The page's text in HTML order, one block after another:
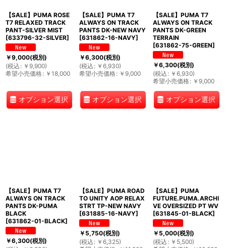
【SALE】PUMA ROSE
T7 RELAXED TRACK
PANT-SILVER MIST
[633796-32-SILVER]
￥9,000(税別)
(税込 : ￥ 9,900)
希望小売価格: ￥ 18,000
オプション選択
【SALE】PUMA T7
ALWAYS ON TRACK
PANTS DK-NEW NAVY
[631862-16-NAVY]
￥6,300(税別)
(税込 : ￥ 6,930)
希望小売価格: ￥ 9,000
オプション選択
【SALE】PUMA T7
ALWAYS ON TRACK
PANTS DK-GREEN
TERRAIN
[631862-75-GREEN]
￥6,300(税別)
(税込 : ￥ 6,930)
希望小売価格: ￥ 9,000
オプション選択
【SALE】PUMA T7
ALWAYS ON TRACK
PANTS DK-PUMA
BLACK
[631862-01-BLACK]
￥6,300(税別)
【SALE】PUMA ROAD
TO UNITY AOP RELAX
STRT TP-NEW NAVY
[631885-16-NAVY]
￥5,750(税別)
(税込 : ￥ 6,325)
【SALE】PUMA
FUTURE.PUMA.ARCHI
VE OVERSIZED PT WV
[631845-01-BLACK]
￥5,000(税別)
(税込 : ￥ 5,500)